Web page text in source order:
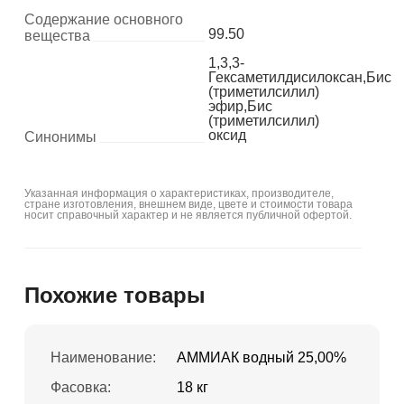
Содержание основного
вещества
99.50
Синонимы
1,3,3-
Гексаметилдисилоксан,Бис
(триметилсилил)
эфир,Бис
(триметилсилил)
оксид
Указанная информация о характеристиках, производителе,
стране изготовления, внешнем виде, цвете и стоимости товара
носит справочный характер и не является публичной офертой.
Похожие товары
Наименование:
АММИАК водный 25,00%
Фасовка:
18 кг